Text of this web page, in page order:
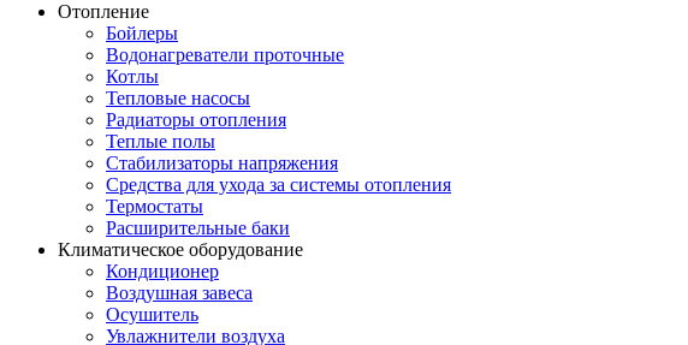
Отопление
Бойлеры
Водонагреватели проточные
Котлы
Тепловые насосы
Радиаторы отопления
Теплые полы
Стабилизаторы напряжения
Средства для ухода за системы отопления
Термостаты
Расширительные баки
Климатическое оборудование
Кондиционер
Воздушная завеса
Осушитель
Увлажнители воздуха